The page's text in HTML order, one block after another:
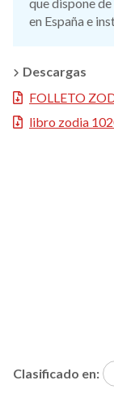
en España e
Descargas
FOLLETO
libro zodia
Clasificado en: